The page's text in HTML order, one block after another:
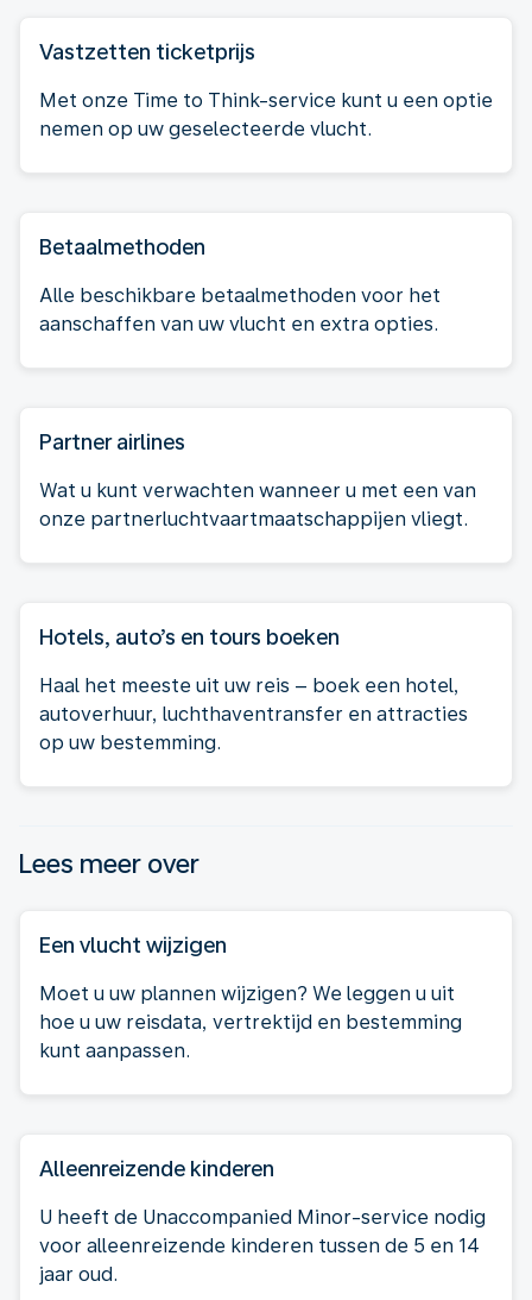
Vastzetten ticketprijs
Met onze Time to Think-service kunt u een optie
nemen op uw geselecteerde vlucht.
Betaalmethoden
Alle beschikbare betaalmethoden voor het
aanschaffen van uw vlucht en extra opties.
Partner airlines
Wat u kunt verwachten wanneer u met een van
onze partnerluchtvaartmaatschappijen vliegt.
Hotels, auto’s en tours boeken
Haal het meeste uit uw reis – boek een hotel,
autoverhuur, luchthaventransfer en attracties
op uw bestemming.
Lees meer over
Een vlucht wijzigen
Moet u uw plannen wijzigen? We leggen u uit
hoe u uw reisdata, vertrektijd en bestemming
kunt aanpassen.
Alleenreizende kinderen
U heeft de Unaccompanied Minor-service nodig
voor alleenreizende kinderen tussen de 5 en 14
jaar oud.